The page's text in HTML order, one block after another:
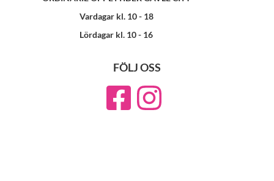
Vardagar kl. 10 - 18
Lördagar kl. 10 - 16
FÖLJ OSS